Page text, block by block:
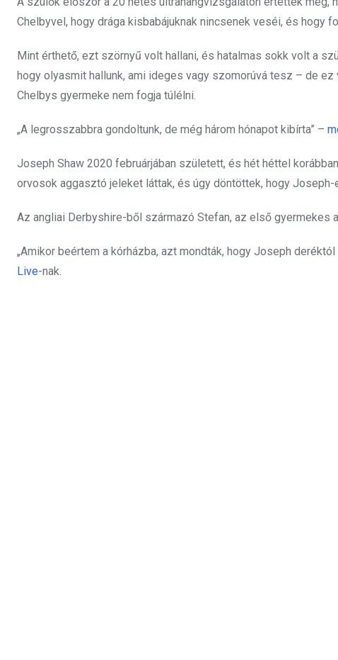
Chelbyvel, hogy drága kisbabájuknak nincsenek veséi, és hogy
Mint érthető, ezt szörnyű volt hallani, és hatalmas sokk volt a
hogy olyasmit hallunk, ami ideges vagy szomorúvá tesz – de
Chelbys gyermeke nem fogja túlélni.
„A legrosszabbra gondoltunk, de még három hónapot kibírta” –
Joseph Shaw 2020 februárjában született, és hét héttel
orvosok aggasztó jeleket láttak, és úgy döntöttek, hogy
Az angliai Derbyshire-ből származó Stefan, az első gyermekes
„Amikor beértem a kórházba, azt mondták, hogy Joseph
Live-nak.